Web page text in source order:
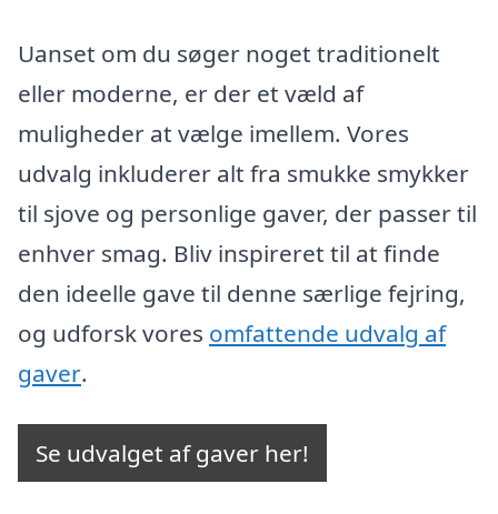
Uanset om du søger noget traditionelt
eller moderne, er der et væld af
muligheder at vælge imellem. Vores
udvalg inkluderer alt fra smukke smykker
til sjove og personlige gaver, der passer til
enhver smag. Bliv inspireret til at finde
den ideelle gave til denne særlige fejring,
og udforsk vores omfattende udvalg af
gaver.
Se udvalget af gaver her!